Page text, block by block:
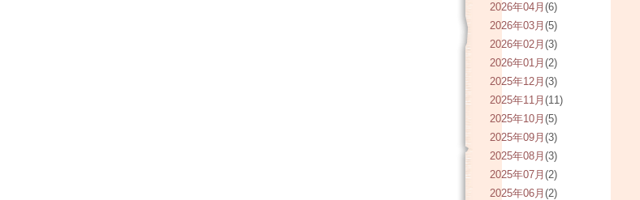
2026年04月 (6)
2026年03月 (5)
2026年02月 (3)
2026年01月 (2)
2025年12月 (3)
2025年11月 (11)
2025年10月 (5)
2025年09月 (3)
2025年08月 (3)
2025年07月 (2)
2025年06月 (2)